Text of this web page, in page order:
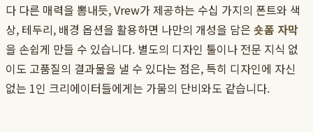
다 다른 매력을 뽐내듯, Vrew가 제공하는 수십 가지의 폰트와 색
상, 테두리, 배경 옵션을 활용하면 나만의 개성을 담은 숏폼 자막
을 손쉽게 만들 수 있습니다. 별도의 디자인 툴이나 전문 지식 없
이도 고품질의 결과물을 낼 수 있다는 점은, 특히 디자인에 자신
없는 1인 크리에이터들에게는 가뭄의 단비와도 같습니다.